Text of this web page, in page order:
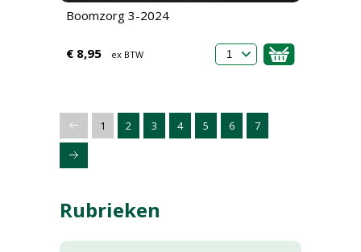
Boomzorg 3-2024
€ 8,95 ex BTW
1 2 3 4 5 6 7
Rubrieken